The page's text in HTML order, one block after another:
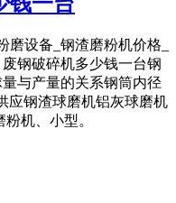
设备_钢渣磨粉机价格_
钢破碎机多少钱一台钢
与产量的关系钢筒内径
应钢渣球磨机铝灰球磨机
机、小型。